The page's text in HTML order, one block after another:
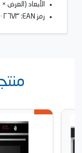
الأبعاد (العرض ×
رمز EAN: ٨٠٥٠١٤٧٧٠٢٦٧٣